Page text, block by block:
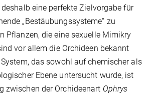
eine perfekte Zielvorgabe für
„Bestäubungssysteme“ zu
Pflanzen, die eine sexuelle Mimikry
vor allem die Orchideen bekannt
System, das sowohl auf chemischer als
Ebene untersucht wurde, ist
zwischen der Orchideenart Ophrys